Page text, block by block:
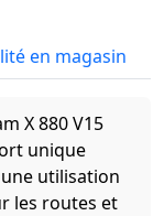
en magasin
X 880 V15
unique
utilisation
les routes et